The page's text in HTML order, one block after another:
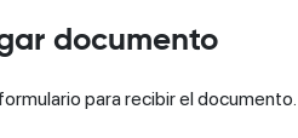
documento
para recibir el documento.